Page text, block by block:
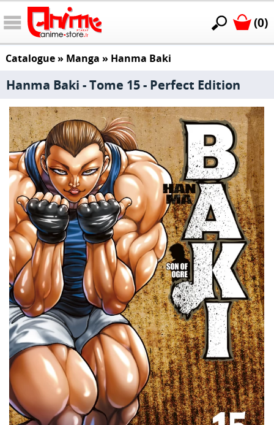
(0)
Catalogue» Manga » Hanma Baki
Hanma Baki - Tome 15 - Perfect Edition